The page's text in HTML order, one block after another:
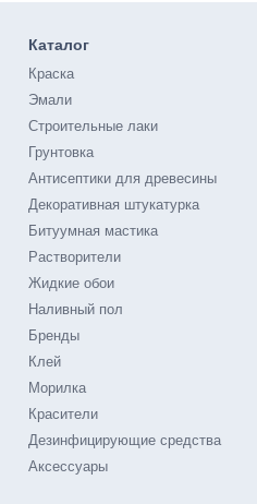
Каталог
Краска
Эмали
Строительные лаки
Грунтовка
Антисептики для древесины
Декоративная штукатурка
Битуумная мастика
Растворители
Жидкие обои
Наливный пол
Бренды
Клей
Морилка
Красители
Дезинфицирующие средства
Аксессуары